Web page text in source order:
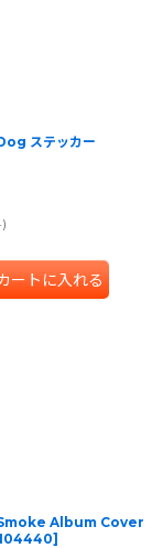
ステッカー
)
ートに入れる
Album Cover
]